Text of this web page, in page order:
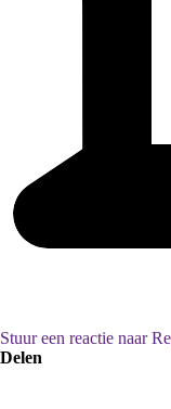
Stuur een reactie naar
Delen